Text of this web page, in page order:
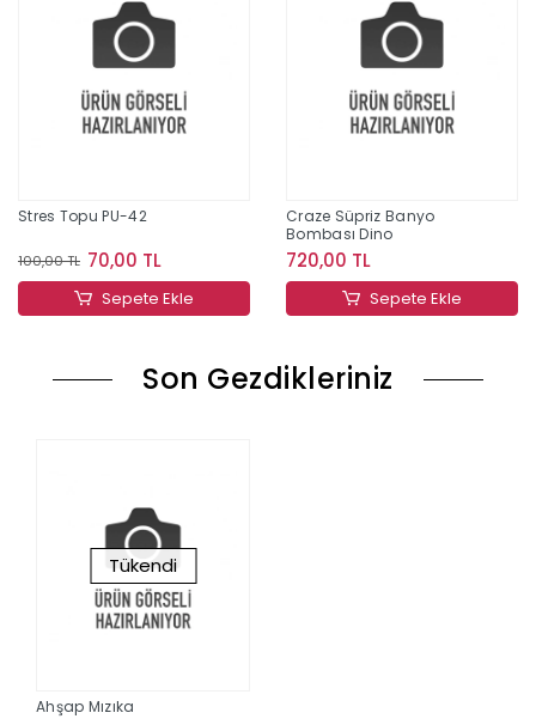
Stres Topu PU-42
100,00 TL 70,00 TL
Sepete Ekle
Craze Süpriz Banyo
Bombası Dino
720,00 TL
Sepete Ekle
Son Gezdikleriniz
Tükendi
Ahşap Mızıka